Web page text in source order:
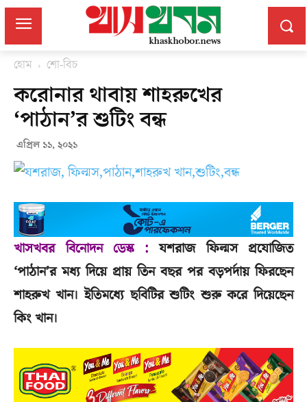
হোম শো-বিচ
করোনার থাবায় শাহরুখের
‘পাঠান’র শুটিং বন্ধ
এপ্রিল ১১, ২০২১
খাসখবর বিনোদন ডেস্ক : যশরাজ ফিল্মস প্রযোজিত
‘পাঠান’র মধ্য দিয়ে প্রায় তিন বছর পর বড়পর্দায় ফিরছেন
শাহরুখ খান। ইতিমধ্যে ছবিটির শুটিং শুরু করে দিয়েছেন
কিং খান।